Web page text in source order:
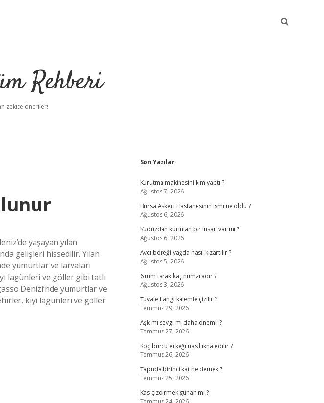
Rehberi
zekice öneriler!
yaşayan yılan
gelişleri hissedilir. Yılan
yumurtlar ve larvaları
lagünleri ve göller gibi tatlı
Denizi’nde yumurtlar ve
kıyı lagünleri ve göller
Sidebar
Son Yazılar
Kurutma makinesini kim yaptı ?
Ağustos 7, 2026
Bursa Askeri Hastanesinin ismi ne oldu ?
Ağustos 6, 2026
Kuduzdan kurtulan bir insan var mı ?
Ağustos 6, 2026
Avcı böreği yağda nasıl kızartılır ?
Ağustos 5, 2026
6 mm tarak kaç numaradır ?
Ağustos 3, 2026
Tuvale hangi kalemle çizilir ?
Temmuz 29, 2026
Aşk mı sevgi mi daha önemli ?
Temmuz 27, 2026
Koç burcu erkeği nasıl ikna edilir ?
Temmuz 26, 2026
Tapuda birinci kat ne demek ?
Temmuz 25, 2026
Kas çizdirmek günah mı ?
Temmuz 24, 2026